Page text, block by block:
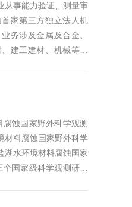
从事能力验证、测量审
家第三方独立法人机
务涉及金属及合金、
建工建材、机械等多
联盟成员单位；国际IL
家Nadcap承认的能力
蚀国家野外科学观测
材料腐蚀国家野外科学
湖水环境材料腐蚀国家
国家级科学观测研究